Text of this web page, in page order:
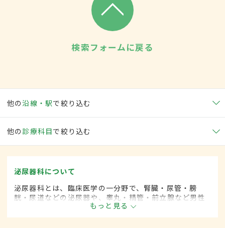
検索フォームに戻る
他の沿線・駅で絞り込む
他の 診療科目で絞り込む
泌尿器科について
泌尿器科とは、臨床医学の一分野で、腎臓・尿管・膀
胱・尿道などの泌尿器や、睾丸・精管・前立腺など男性
性器に関係した疾患を専門的に取り扱います。
もっと見る